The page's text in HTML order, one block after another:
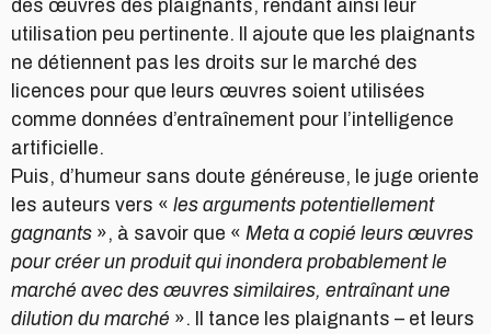
des œuvres des plaignants, rendant ainsi leur
utilisation peu pertinente. Il ajoute que les plaignants
ne détiennent pas les droits sur le marché des
licences pour que leurs œuvres soient utilisées
comme données d’entraînement pour l’intelligence
artificielle.
Puis, d’humeur sans doute généreuse, le juge oriente
les auteurs vers « les arguments potentiellement
gagnants », à savoir que « Meta a copié leurs œuvres
pour créer un produit qui inondera probablement le
marché avec des œuvres similaires, entraînant une
dilution du marché ». Il tance les plaignants – et leurs